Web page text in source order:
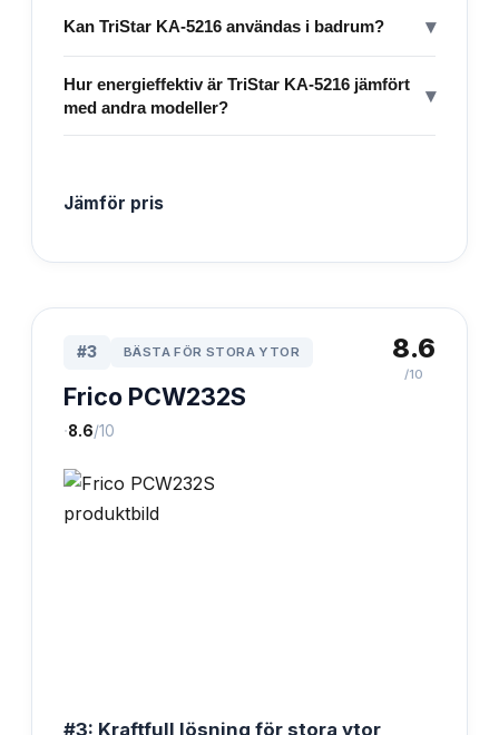
Kan TriStar KA-5216 användas i badrum? ▾
Hur energieffektiv är TriStar KA-5216 jämfört
med andra modeller?
▾
Jämför pris
#3 BÄSTA FÖR STORA YTOR
Frico PCW232S
·8.6/10
8.6
/10
#3: Kraftfull lösning för stora ytor